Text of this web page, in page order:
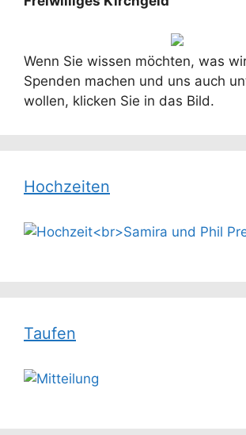
Wenn Sie wissen möchten, was
Spenden machen und uns auch
wollen, klicken Sie in das Bild.
Hochzeiten
Taufen